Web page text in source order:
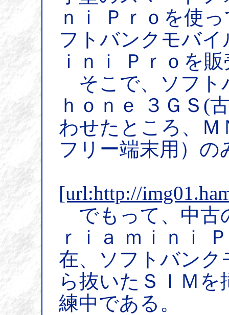
ｎｉ Ｐｒｏを使
フトバンクモバ
ｉｎｉ Ｐｒｏを
そこで、ソフト
ｈｏｎｅ ３ＧＳ(
わせたところ、Ｍ
フリー端末用）
[url:http://
でもって、中古
ｒｉａ ｍｉｎｉ
在、ソフトバンク
ら抜いたＳＩＭ
練中である。